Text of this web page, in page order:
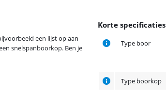
Korte specificaties
Type boor
Type boorkop
een lijst op aan
snelspanboorkop. Ben je